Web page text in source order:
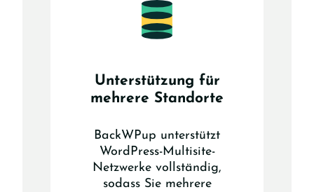
Unterstützung für
mehrere Standorte
BackWPup unterstützt
WordPress-Multisite-
Netzwerke vollständig,
sodass Sie mehrere